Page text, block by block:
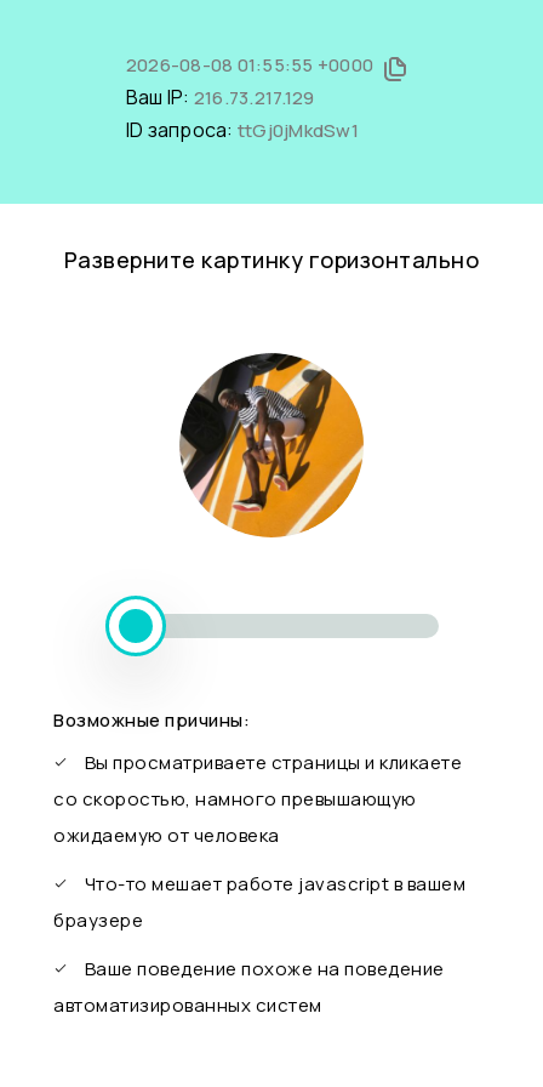
2026-08-08 01:55:55 +0000
Ваш IP: 216.73.217.129
ID запроса: ttGj0jMkdSw1
Разверните картинку горизонтально
Возможные причины:
Вы просматриваете страницы и кликаете
со скоростью, намного превышающую
ожидаемую от человека
Что-то мешает работе javascript в вашем
браузере
Ваше поведение похоже на поведение
автоматизированных систем